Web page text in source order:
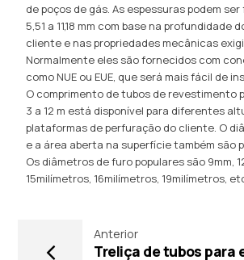
de poços de gás. As espessuras podem
5,51 a 11,18 mm com base na profundidade
cliente e nas propriedades mecânicas
Normalmente eles são fornecidos com
como NUE ou EUE, que será mais fácil de
O comprimento de tubos de revestimento
3 a 12 m está disponível para diferentes
plataformas de perfuração do cliente. O
e a área aberta na superfície também são
Os diâmetros de furo populares são 9mm,
15milímetros, 16milímetros, 19milímetros,
Anterior
Treliça de tubos para